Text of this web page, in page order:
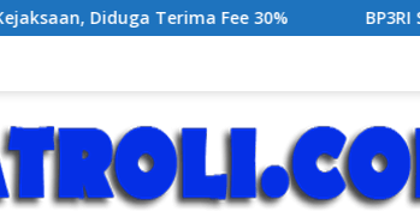
BP3RI Sikapi Provider Jaringan Internet di